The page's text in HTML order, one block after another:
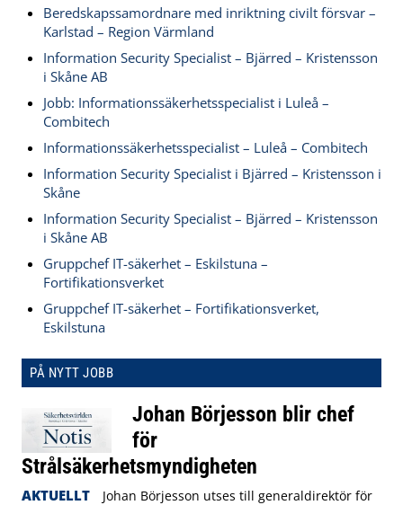
Beredskapssamordnare med inriktning civilt försvar –
Karlstad – Region Värmland
Information Security Specialist – Bjärred – Kristensson
i Skåne AB
Jobb: Informationssäkerhetsspecialist i Luleå –
Combitech
Informationssäkerhetsspecialist – Luleå – Combitech
Information Security Specialist i Bjärred – Kristensson i
Skåne
Information Security Specialist – Bjärred – Kristensson
i Skåne AB
Gruppchef IT-säkerhet – Eskilstuna –
Fortifikationsverket
Gruppchef IT-säkerhet – Fortifikationsverket,
Eskilstuna
PÅ NYTT JOBB
Johan Börjesson blir chef
för
Strålsäkerhetsmyndigheten
AKTUELLT
Johan Börjesson utses till generaldirektör för